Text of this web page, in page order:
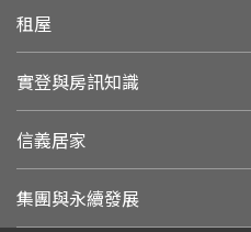
租屋
實登與房訊知識
信義居家
集團與永續發展